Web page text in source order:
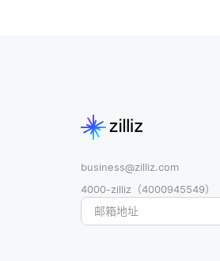
business@zilliz.com
4000-zilliz（4000945549）